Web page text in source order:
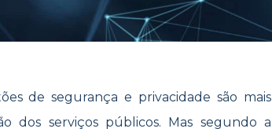
de segurança e privacidade são mais
dos serviços públicos. Mas segundo a